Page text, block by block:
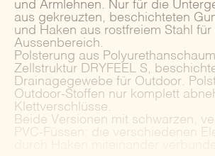
und Armlehnen. Nur für die
aus gekreuzten, beschichteten
und Haken aus rostfreiem Stahl für
Aussenbereich.
Polsterung aus
Zellstruktur DRYFEEL S,
Drainagegewebe für Outdoor.
Outdoor-Stoffen nur komplett
Klettverschlüsse.
Beide Versionen mit schwarzen,
PVC-Füssen; die verschiedenen